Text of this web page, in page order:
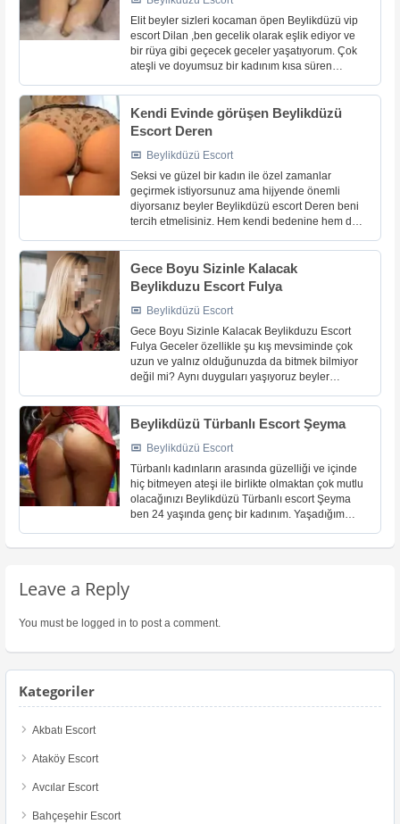
Elit beyler sizleri kocaman öpen Beylikdüzü vip
escort Dilan ,ben gecelik olarak eşlik ediyor ve
bir rüya gibi geçecek geceler yaşatıyorum. Çok
ateşli ve doyumsuz bir kadınım kısa süren
olan beylerin [...]
Kendi Evinde görüşen Beylikdüzü
Escort Deren
Beylikdüzü Escort
Seksi ve güzel bir kadın ile özel zamanlar
geçirmek istiyorsunuz ama hijyende önemli
diyorsanız beyler Beylikdüzü escort Deren beni
tercih etmelisiniz. Hem kendi bedenine hem de
veriyor sizlerin bu [...]
Gece Boyu Sizinle Kalacak
Beylikduzu Escort Fulya
Beylikdüzü Escort
Gece Boyu Sizinle Kalacak Beylikduzu Escort
Fulya Geceler özellikle şu kış mevsiminde çok
uzun ve yalnız olduğunuzda da bitmek bilmiyor
değil mi? Aynı duyguları yaşıyoruz beyler
gece pek olmasa da tek [...]
Beylikdüzü Türbanlı Escort Şeyma
Beylikdüzü Escort
Türbanlı kadınların arasında güzelliği ve içinde
hiç bitmeyen ateşi ile birlikte olmaktan çok mutlu
olacağınızı Beylikdüzü Türbanlı escort Şeyma
ben 24 yaşında genç bir kadınım. Yaşadığım
kısıtlandığını [...]
Leave a Reply
You must be logged in to post a comment.
Kategoriler
Akbatı Escort
Ataköy Escort
Avcılar Escort
Bahçeşehir Escort